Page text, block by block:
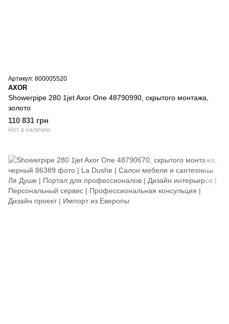
Артикул: 800005520
AXOR
Showerpipe 280 1jet Axor One 48790990, скрытого монтажа,
золото
110 831 грн
Нет в наличии